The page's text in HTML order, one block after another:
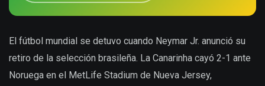
El fútbol mundial se detuvo cuando Neymar Jr. anunció su
retiro de la selección brasileña. La Canarinha cayó 2-1 ante
Noruega en el MetLife Stadium de Nueva Jersey,